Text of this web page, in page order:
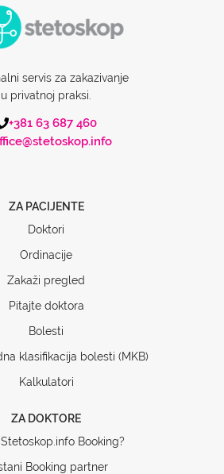
servis za zakazivanje
u privatnoj praksi.
+381 63 687 460
ZA PACIJENTE
Doktori
Ordinacije
Zakaži pregled
Pitajte doktora
Bolesti
klasifikacija bolesti (MKB)
Kalkulatori
ZA DOKTORE
Booking?
Booking partner